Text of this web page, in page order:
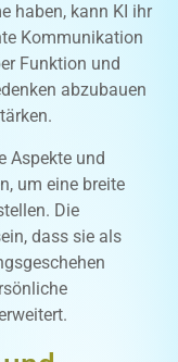
haben, kann KI ihr
Kommunikation
Funktion und
abzubauen
Aspekte und
um eine breite
Die
dass sie als